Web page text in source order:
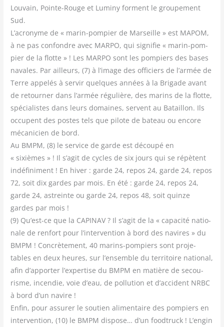
Lou­vain, Pointe-Rouge et Lumi­ny forment le grou­pe­ment
Sud.
L’acronyme de « marin-pom­pier de Mar­seille » est MAPOM,
à ne pas confondre avec MARPO, qui signi­fie « marin-pom­
pier de la flotte » ! Les MARPO sont les pom­piers des bases
navales. Par ailleurs, (7) à l’image des offi­ciers de l’armée de
Terre appe­lés à ser­vir quelques années à la Bri­gade avant
de retour­ner dans l’armée régu­lière, des marins de la flotte,
spé­cia­listes dans leurs domaines, servent au Bataillon. Ils
occupent des postes tels que pilote de bateau ou encore
méca­ni­cien de bord.
Au BMPM, (8) le ser­vice de garde est décou­pé en
« sixièmes » ! Il s’agit de cycles de six jours qui se répètent
indé­fi­ni­ment ! En hiver : garde 24, repos 24, garde 24, repos
72, soit dix gardes par mois. En été : garde 24, repos 24,
garde 24, astreinte ou garde 24, repos 48, soit quinze
gardes par mois !
(9) Qu’est-ce que la CAPINAV ? Il s’agit de la « capa­ci­té natio­
nale de ren­fort pour l’intervention à bord des navires » du
BMPM ! Concrè­te­ment, 40 marins-pom­piers sont pro­je­
tables en deux heures, sur l’ensemble du ter­ri­toire natio­nal,
afin d’apporter l’expertise du BMPM en matière de secou­
risme, incen­die, voie d’eau, de pol­lu­tion et d’accident NRBC
à bord d’un navire !
Enfin, pour assu­rer le sou­tien ali­men­taire des pom­piers en
inter­ven­tion, (10) le BMPM dis­pose… d’un food­truck ! L’engin